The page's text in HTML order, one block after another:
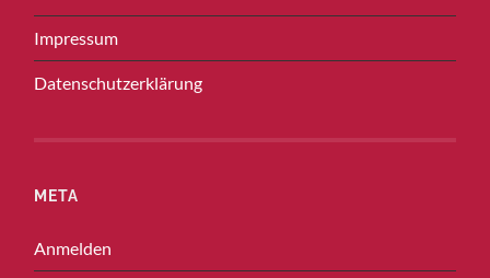
Impressum
Datenschutzerklärung
META
Anmelden